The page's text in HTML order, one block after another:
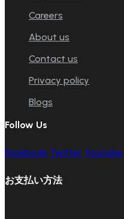
Careers
About us
Contact us
Privacy policy
Blogs
Follow Us
Facebook Twitter Youtube
お支払い方法